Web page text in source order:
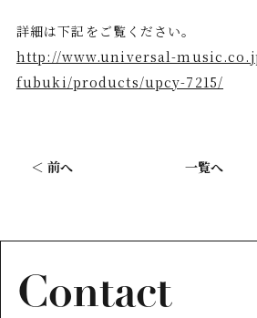
詳細は下記をご覧ください。
http://www.universal-
fubuki/products/upcy-7215/
＜ 前へ 一覧へ
Contact